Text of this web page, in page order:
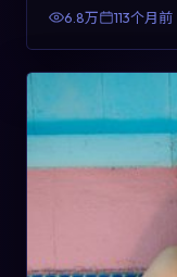
有检索与收藏价值。
6.8万 113个月前